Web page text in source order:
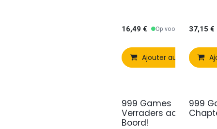
16,49 € Op voorraad
Ajouter au panier
37,15 €
999 Games
Verraders aan
Boord!
999